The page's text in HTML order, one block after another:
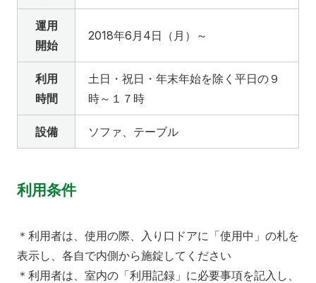
運用
開始
2018年6月4日（月）～
利用
時間
土日・祝日・年末年始を除く平日の９
時～１７時
設備 ソファ、テーブル
利用条件
＊利用者は、使用の際、入り口ドアに「使用中」の札を
表示し、各自で内側から施錠してください
＊利用者は、室内の「利用記録」に必要事項を記入し、